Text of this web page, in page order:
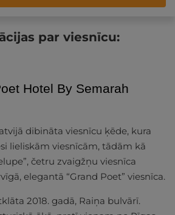
par viesnīcu:
Hotel By Semarah
dibināta viesnīcu ķēde, kura
lieliskām viesnīcām, tādām kā
četru zvaigžņu viesnīca
elegantā “Grand Poet” viesnīca.
2018. gadā, Raiņa bulvārī.